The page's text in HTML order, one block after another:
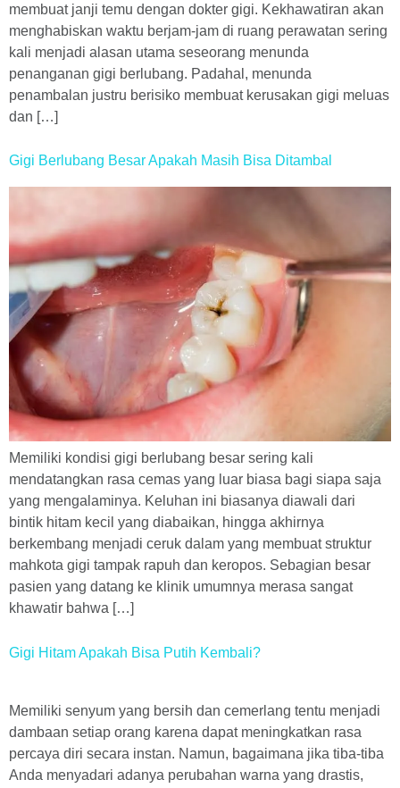
membuat janji temu dengan dokter gigi. Kekhawatiran akan
menghabiskan waktu berjam-jam di ruang perawatan sering
kali menjadi alasan utama seseorang menunda
penanganan gigi berlubang. Padahal, menunda
penambalan justru berisiko membuat kerusakan gigi meluas
dan […]
Gigi Berlubang Besar Apakah Masih Bisa Ditambal
Memiliki kondisi gigi berlubang besar sering kali
mendatangkan rasa cemas yang luar biasa bagi siapa saja
yang mengalaminya. Keluhan ini biasanya diawali dari
bintik hitam kecil yang diabaikan, hingga akhirnya
berkembang menjadi ceruk dalam yang membuat struktur
mahkota gigi tampak rapuh dan keropos. Sebagian besar
pasien yang datang ke klinik umumnya merasa sangat
khawatir bahwa […]
Gigi Hitam Apakah Bisa Putih Kembali?
Memiliki senyum yang bersih dan cemerlang tentu menjadi
dambaan setiap orang karena dapat meningkatkan rasa
percaya diri secara instan. Namun, bagaimana jika tiba-tiba
Anda menyadari adanya perubahan warna yang drastis,